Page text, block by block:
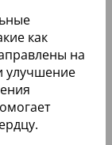
как
на
улучшение